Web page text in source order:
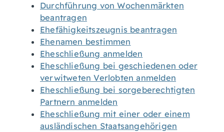
Durchführung von Wochenmärkten
beantragen
Ehefähigkeitszeugnis beantragen
Ehenamen bestimmen
Eheschließung anmelden
Eheschließung bei geschiedenen oder
verwitweten Verlobten anmelden
Eheschließung bei sorgeberechtigten
Partnern anmelden
Eheschließung mit einer oder einem
ausländischen Staatsangehörigen